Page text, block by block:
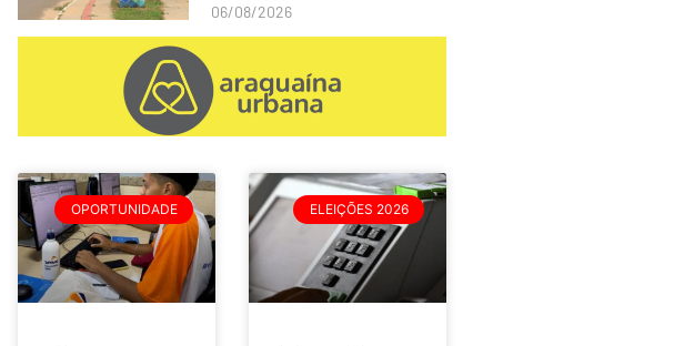
06/08/2026
OPORTUNIDADE ELEIÇÕES 2026